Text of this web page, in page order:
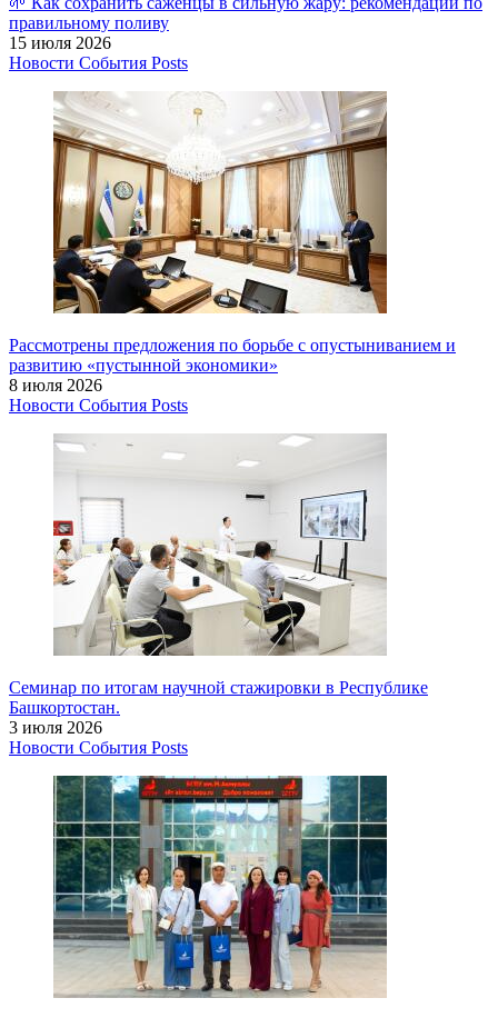
правильному поливу
15 июля 2026
Новости События Posts
Рассмотрены предложения по борьбе с опустыниванием и
развитию «пустынной экономики»
8 июля 2026
Новости События Posts
Семинар по итогам научной стажировки в Республике
Башкортостан.
3 июля 2026
Новости События Posts